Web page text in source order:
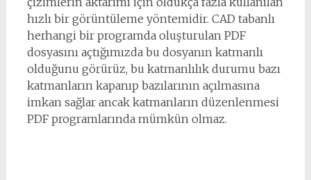
hızlı bir görüntüleme yöntemidir. CAD tabanlı
herhangi bir programda oluşturulan PDF
dosyasını açtığımızda bu dosyanın katmanlı
olduğunu görürüz, bu katmanlılık durumu bazı
katmanların kapanıp bazılarının açılmasına
imkan sağlar ancak katmanların düzenlenmesi
PDF programlarında mümkün olmaz.